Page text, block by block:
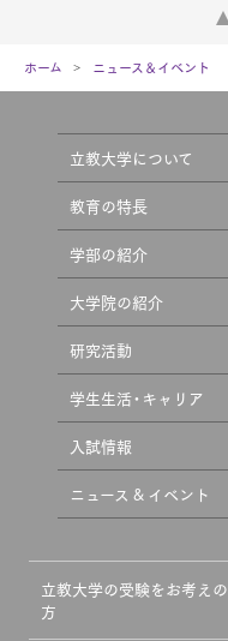
ホーム ニュース＆イベント
立教大学について
教育の特長
学部の紹介
大学院の紹介
研究活動
学生生活・キャリア
入試情報
ニュース & イベント
立教大学の受験をお考えの
方